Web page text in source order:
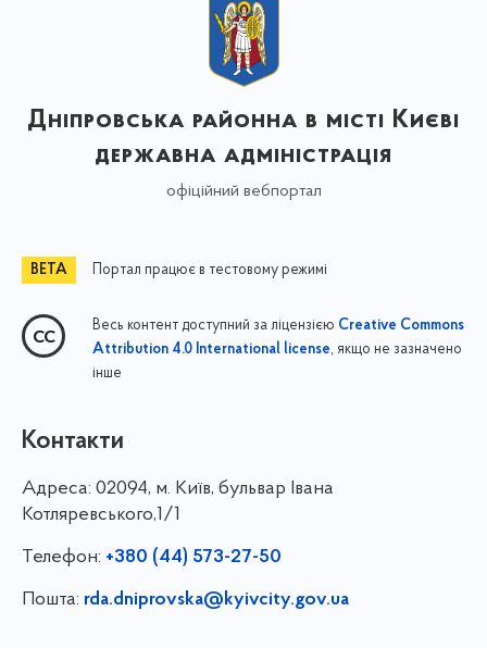
Дніпровська районна в місті Києві
державна адміністрація
офіційний вебпортал
Портал працює в тестовому режимі
Весь контент доступний за ліцензією Creative Commons
Attribution 4.0 International license, якщо не зазначено
інше
Контакти
Адреса: 02094, м. Київ, бульвар Івана
Котляревського,1/1
Телефон: +380 (44) 573-27-50
Пошта: rda.dniprovska@kyivcity.gov.ua